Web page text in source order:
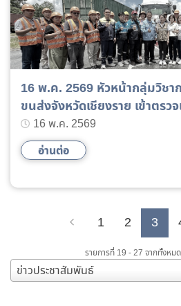
16 พ.ค. 2569 หัวหน้ากลุ่มวิชา
ขนส่งจังหวัดเชียงราย เข้าตรว
เข้าฝึกอบรม หลักสูตรการขับรถ
ฝึกวันที่ 16-20 พฤษภาคม 2569
16 พ.ค. 2569
อ่านต่อ
1 2 3
รายการที่ 19 - 27 จากทั้งหม
ข่าวประชาสัมพันธ์